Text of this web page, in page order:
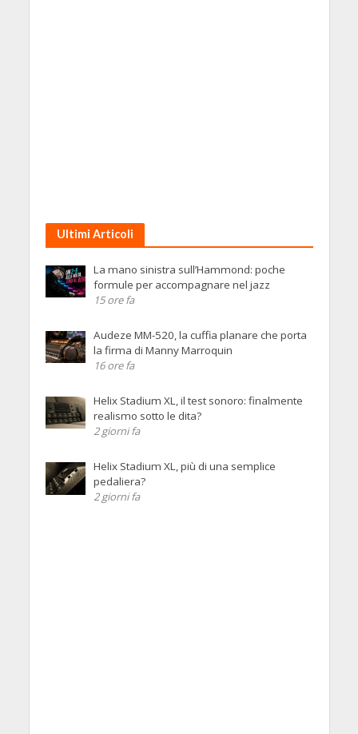
Ultimi Articoli
La mano sinistra sull’Hammond: poche
formule per accompagnare nel jazz
15 ore fa
Audeze MM-520, la cuffia planare che porta
la firma di Manny Marroquin
16 ore fa
Helix Stadium XL, il test sonoro: finalmente
realismo sotto le dita?
2 giorni fa
Helix Stadium XL, più di una semplice
pedaliera?
2 giorni fa